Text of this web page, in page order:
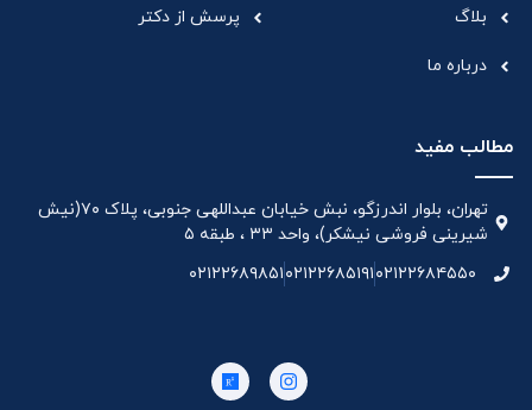
بلاگ
درباره ما
پرسش از دکتر
مطالب مفید
تهران، بلوار اندرزگو، نبش خیابان عبداللهی جنوبی، پلاک ۷۰(نیش
شیرینی فروشی نیشکر)، واحد ۳۳ ، طبقه ۵
۰۲۱۲۲۶۸۴۵۵۰۰۲۱۲۲۶۸۵۱۹۱۰۲۱۲۲۶۸۹۸۵۱